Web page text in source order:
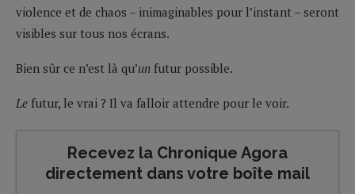
violence et de chaos – inimaginables pour l’instant – seront
visibles sur tous nos écrans.
Bien sûr ce n’est là qu’un futur possible.
Le futur, le vrai ? Il va falloir attendre pour le voir.
Recevez la Chronique Agora
directement dans votre boîte mail